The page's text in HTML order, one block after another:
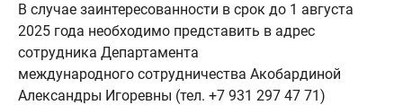
В случае заинтересованности в срок до 1 августа
2025 года необходимо представить в адрес
сотрудника Департамента
международного сотрудничества Акобардиной
Александры Игоревны (тел. +7 931 297 47 71)